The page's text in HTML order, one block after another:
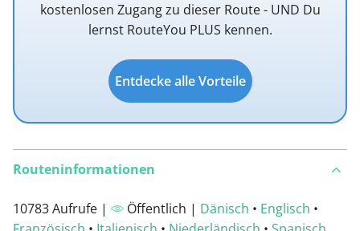
kostenlosen Zugang zu dieser Route - UND Du
lernst RouteYou PLUS kennen.
Entdecke alle Vorteile
Routeninformationen
10783 Aufrufe | Öffentlich | Dänisch • Englisch •